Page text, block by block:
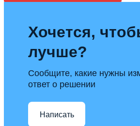
Хочется,
лучше?
Сообщите, какие нужны
ответ о решении
Написать